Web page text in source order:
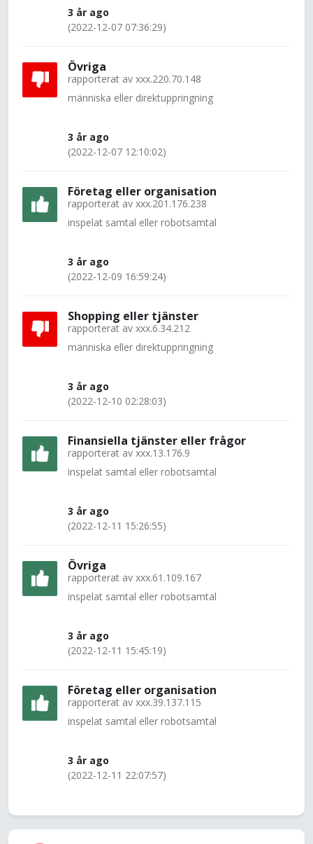
3 år ago
(2022-12-07 07:36:29)
Övriga
rapporterat av xxx.220.70.148
människa eller direktuppringning
3 år ago
(2022-12-07 12:10:02)
Företag eller organisation
rapporterat av xxx.201.176.238
inspelat samtal eller robotsamtal
3 år ago
(2022-12-09 16:59:24)
Shopping eller tjänster
rapporterat av xxx.6.34.212
människa eller direktuppringning
3 år ago
(2022-12-10 02:28:03)
Finansiella tjänster eller frågor
rapporterat av xxx.13.176.9
inspelat samtal eller robotsamtal
3 år ago
(2022-12-11 15:26:55)
Övriga
rapporterat av xxx.61.109.167
inspelat samtal eller robotsamtal
3 år ago
(2022-12-11 15:45:19)
Företag eller organisation
rapporterat av xxx.39.137.115
inspelat samtal eller robotsamtal
3 år ago
(2022-12-11 22:07:57)